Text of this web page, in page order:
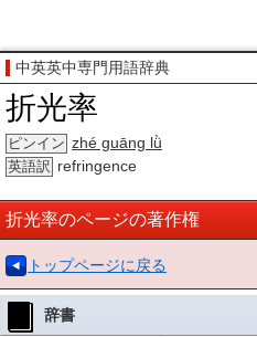
中英英中専門用語辞典
折光率
ピンイン zhé guāng lǜ
英語訳 refringence
折光率のページの著作権
トップページに戻る
辞書